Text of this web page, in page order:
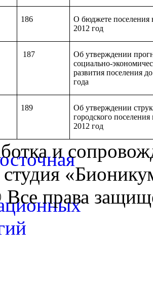
186
О бюджете поселения
2012 год
187
Об утверждении
социально-
развития поселения
года
189
Об утверждении
городского поселения
2012 год
и
Все права